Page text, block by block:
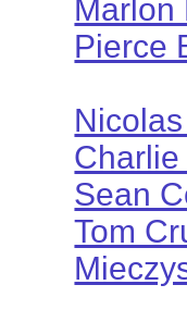
Marlon
Pierce
Sean
Tom